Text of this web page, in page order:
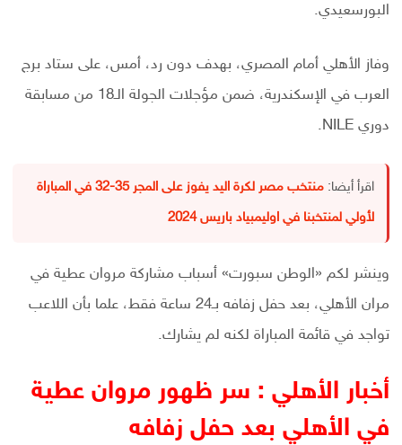
البورسعيدي.
وفاز الأهلي أمام المصري، بهدف دون رد، أمس، على ستاد برج
العرب في الإسكندرية، ضمن مؤجلات الجولة الـ18 من مسابقة
دوري NILE.
اقرأ أيضا:
منتخب مصر لكرة اليد يفوز على المجر 35-32 في المباراة
لأولي لمنتخبنا في اوليمبياد باريس 2024
وينشر لكم «الوطن سبورت» أسباب مشاركة مروان عطية في
مران الأهلي، بعد حفل زفافه بـ24 ساعة فقط، علما بأن اللاعب
تواجد في قائمة المباراة لكنه لم يشارك.
أخبار الأهلي : سر ظهور مروان عطية
في الأهلي بعد حفل زفافه